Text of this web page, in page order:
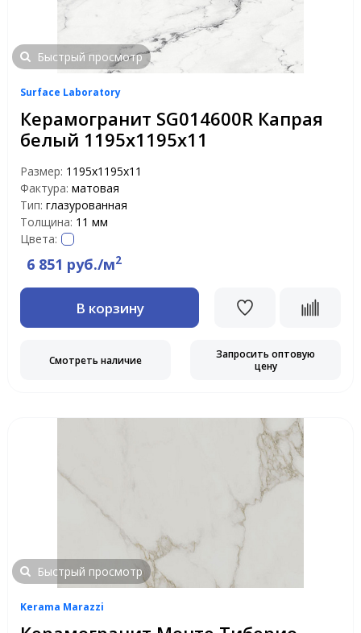
Быстрый просмотр
Surface Laboratory
Керамогранит SG014600R Капрая
белый 1195х1195х11
Размер: 1195х1195х11
Фактура: матовая
Тип: глазурованная
Толщина: 11 мм
Цвета:
6 851 руб./м2
В корзину
Смотреть наличие
Запросить оптовую
цену
Быстрый просмотр
Kerama Marazzi